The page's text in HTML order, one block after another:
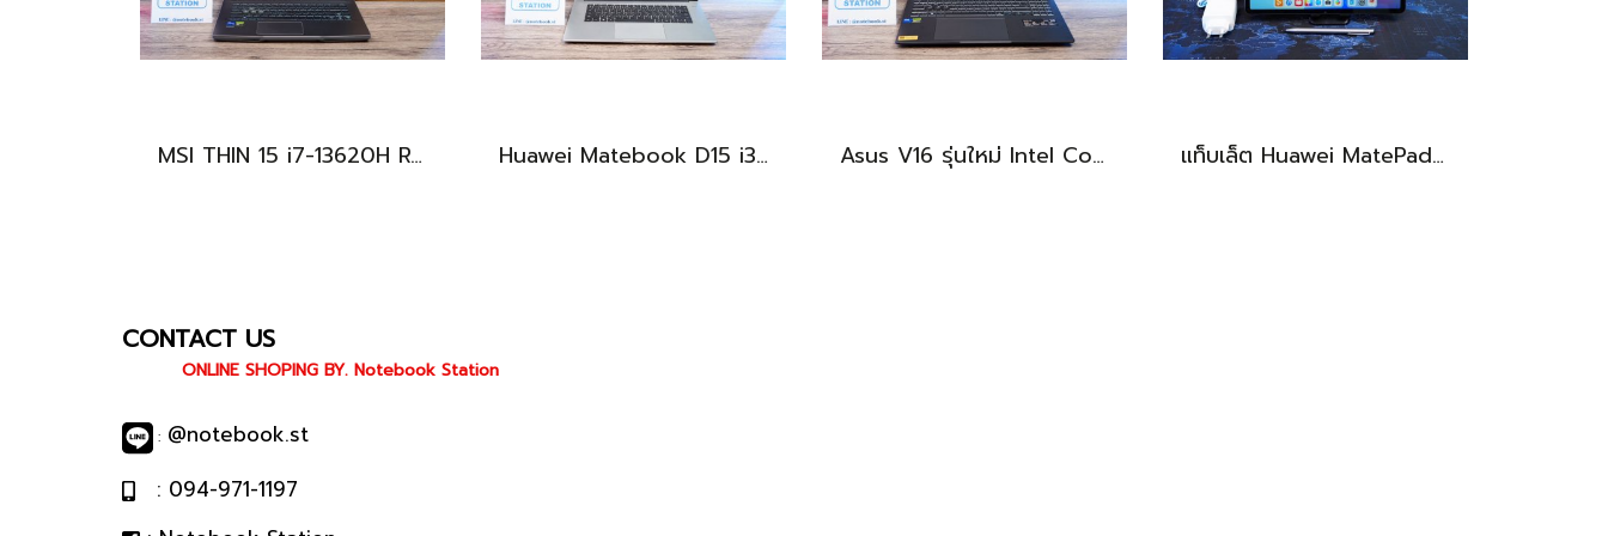
MSI THIN 15 i7-13620H RTX-2050(4GB) Ram8 SSD512 จอ15.6 FHD 144Hz สเปคเกมมิ่ง คีย์บอร์ดไฟสีฟ้า ดีไซน์เรียบหรู น้ำหนักเบาไม่ถึง2kg เครื่องมีประกันศูนย์พร้อมใช้งานในราคาสุดคุ้มเพียง 18,500.-เท่านั้น Huawei Matebook D15 i3-10110U Ram8 256GB M.2 จอ15.6นิ้ว FHD IPS 60hz สเปคทำงานทั่วไป หน้าจอใหญ่ ดีไซน์เครื่องบางเบา เครื่องพร้อมใช้งาน ขายถูกเพียง 6,990.-เท่านั้น Asus V16 รุ่นใหม่ Intel Core5-210H RTX-4050(6GB) Ram16 512GB M.2 จอ16นิ้ว WUXGA 144Hz จอสวย สเปคสูง ดีไซน์ตัวเครื่องเรียบสวยดูทันสมัย พร้แมประกันศูนย์ยาวๆถึงปี2028 ขายในราคาสุดตุ้มเพียง 25,990.-เท่านั้น แท็บเล็ต Huawei MatePad 11.5 Wi-Fi (6+128) Midnight Grey มีปากกามาให้ พร้อมใช้งาน ราคาเพียง 6,490.-
CONTACT US
ONLINE SHOPING BY. Notebook Station
: @notebook.st
: 094-971-1197